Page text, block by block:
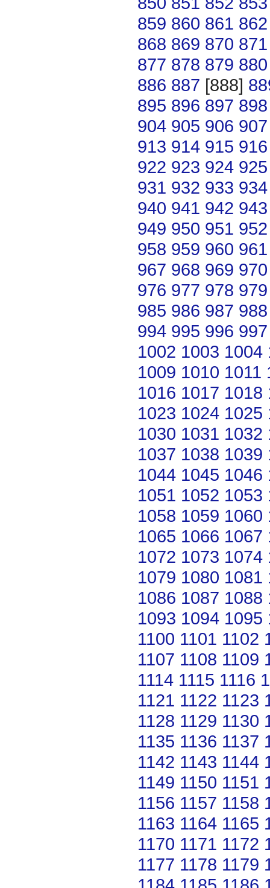
859 860 861 862
868 869 870 871
877 878 879 880
886 887 [888]
895 896 897 898
904 905 906 907
913 914 915 916
922 923 924 925
931 932 933 934
940 941 942 943
949 950 951 952
958 959 960 961
967 968 969 970
976 977 978 979
985 986 987 988
994 995 996 997
1002 1003 1004
1009 1010 1011
1016 1017 1018
1023 1024 1025
1030 1031 1032
1037 1038 1039
1044 1045 1046
1051 1052 1053
1058 1059 1060
1065 1066 1067
1072 1073 1074
1079 1080 1081
1086 1087 1088
1093 1094 1095
1100 1101 1102
1107 1108 1109
1114 1115 1116
1121 1122 1123
1128 1129 1130
1135 1136 1137
1142 1143 1144
1149 1150 1151
1156 1157 1158
1163 1164 1165
1170 1171 1172
1177 1178 1179